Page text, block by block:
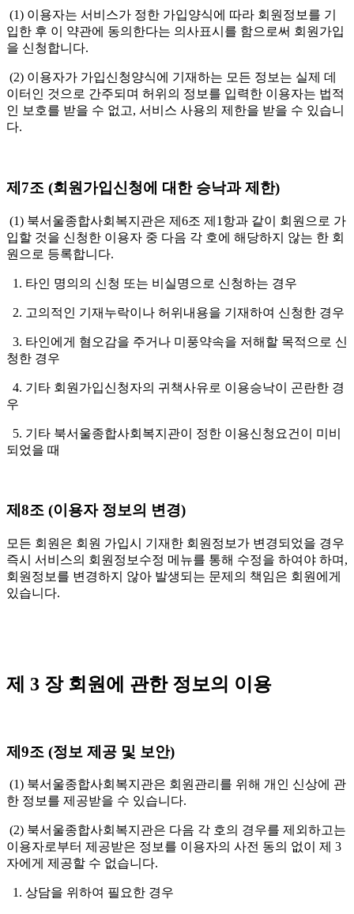
(1) 이용자는 서비스가 정한 가입양식에 따라 회원정보를 기
입한 후 이 약관에 동의한다는 의사표시를 함으로써 회원가입
을 신청합니다.
(2) 이용자가 가입신청양식에 기재하는 모든 정보는 실제 데
이터인 것으로 간주되며 허위의 정보를 입력한 이용자는 법적
인 보호를 받을 수 없고, 서비스 사용의 제한을 받을 수 있습니
다.
제7조 (회원가입신청에 대한 승낙과 제한)
(1) 북서울종합사회복지관은 제6조 제1항과 같이 회원으로 가
입할 것을 신청한 이용자 중 다음 각 호에 해당하지 않는 한 회
원으로 등록합니다.
1. 타인 명의의 신청 또는 비실명으로 신청하는 경우
2. 고의적인 기재누락이나 허위내용을 기재하여 신청한 경우
3. 타인에게 혐오감을 주거나 미풍약속을 저해할 목적으로 신
청한 경우
4. 기타 회원가입신청자의 귀책사유로 이용승낙이 곤란한 경
우
5. 기타 북서울종합사회복지관이 정한 이용신청요건이 미비
되었을 때
제8조 (이용자 정보의 변경)
모든 회원은 회원 가입시 기재한 회원정보가 변경되었을 경우
즉시 서비스의 회원정보수정 메뉴를 통해 수정을 하여야 하며,
회원정보를 변경하지 않아 발생되는 문제의 책임은 회원에게
있습니다.
제 3 장 회원에 관한 정보의 이용
제9조 (정보 제공 및 보안)
(1) 북서울종합사회복지관은 회원관리를 위해 개인 신상에 관
한 정보를 제공받을 수 있습니다.
(2) 북서울종합사회복지관은 다음 각 호의 경우를 제외하고는
이용자로부터 제공받은 정보를 이용자의 사전 동의 없이 제 3
자에게 제공할 수 없습니다.
1. 상담을 위하여 필요한 경우